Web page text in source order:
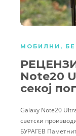
МОБИЛНИ ,
Note20
секој
Galaxy Note20
светски
БУРАГЕВ